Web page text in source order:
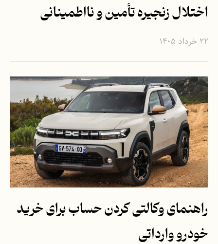
اختلال زنجیره تأمین و نااطمینانی
۲۲ خرداد ۱۴۰۵
راهنمای وکالتی کردن حساب برای خرید
خودرو وارداتی